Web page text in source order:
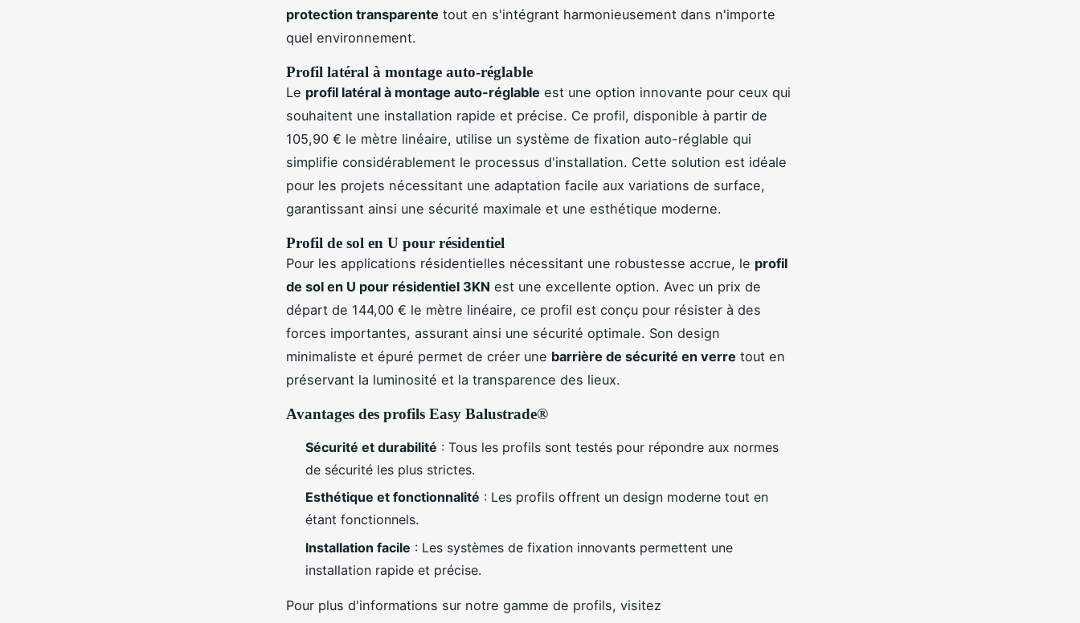
protection transparente tout en s'intégrant harmonieusement dans n'importe
quel environnement.
Profil latéral à montage auto-réglable
Le profil latéral à montage auto-réglable est une option innovante pour ceux qui
souhaitent une installation rapide et précise. Ce profil, disponible à partir de
105,90 € le mètre linéaire, utilise un système de fixation auto-réglable qui
simplifie considérablement le processus d'installation. Cette solution est idéale
pour les projets nécessitant une adaptation facile aux variations de surface,
garantissant ainsi une sécurité maximale et une esthétique moderne.
Profil de sol en U pour résidentiel
Pour les applications résidentielles nécessitant une robustesse accrue, le profil
de sol en U pour résidentiel 3KN est une excellente option. Avec un prix de
départ de 144,00 € le mètre linéaire, ce profil est conçu pour résister à des
forces importantes, assurant ainsi une sécurité optimale. Son design
minimaliste et épuré permet de créer une barrière de sécurité en verre tout en
préservant la luminosité et la transparence des lieux.
Avantages des profils Easy Balustrade®
Sécurité et durabilité : Tous les profils sont testés pour répondre aux normes
de sécurité les plus strictes.
Esthétique et fonctionnalité : Les profils offrent un design moderne tout en
étant fonctionnels.
Installation facile : Les systèmes de fixation innovants permettent une
installation rapide et précise.
Pour plus d'informations sur notre gamme de profils, visitez